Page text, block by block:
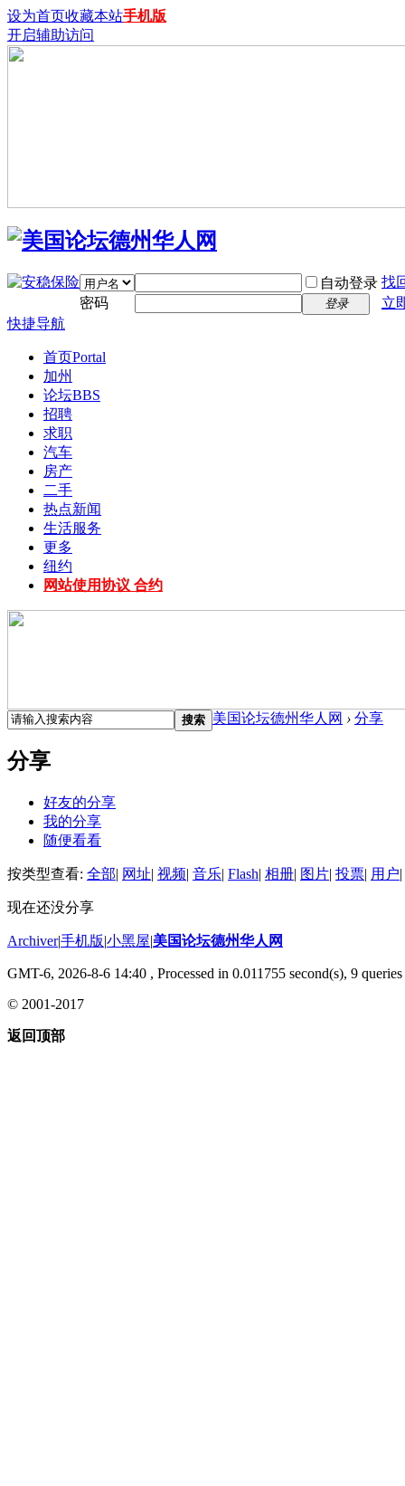
设为首页收藏本站手机版
开启辅助访问
自动登录 找
密码
登录
立
快捷导航
首页Portal
加州
论坛BBS
招聘
求职
汽车
房产
二手
热点新闻
生活服务
更多
纽约
网站使用协议 合约
搜索 美国论坛德州华人网 › 分享
分享
好友的分享
我的分享
随便看看
按类型查看: 全部| 网址| 视频| 音乐| Flash| 相册| 图片| 投票| 用户|
现在还没分享
Archiver|手机版|小黑屋|美国论坛德州华人网
GMT-6, 2026-8-6 14:40 , Processed in 0.011755 second(s), 9 queries
© 2001-2017
返回顶部